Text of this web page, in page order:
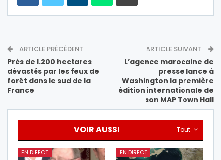
ARTICLE PRÉCÉDENT
Près de 1.200 hectares
dévastés par les feux de
forêt dans le sud de la
France
ARTICLE SUIVANT
L’agence marocaine de
presse lance à
Washington la première
édition internationale de
son MAP Town Hall
Tout
VOIR AUSSI
EN DIRECT EN DIRECT